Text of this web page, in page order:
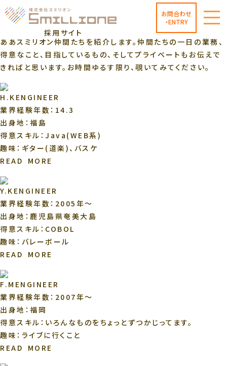
採用サイト
お問合わせ
・ENTRY
HOME/ 社員紹介/ YOSHIDA
社員紹介
ああスミリオン仲間たちを紹介します。仲間たちの一日の業務、
得意なこと、目指しているもの、そしてプライベートもお伝えで
きればと思います。お時間ゆるす限り、覗いてみてください。
H.K ENGINEER
業界経験年数：14.3
出身地：福島
得意スキル：Java(WEB系)
趣味：ギター(道楽)、バスケ
READ MORE
Y.K ENGINEER
業界経験年数：2005年～
出身地：鹿児島県奄美大島
得意スキル：COBOL
趣味：バレーボール
READ MORE
F.M ENGINEER
業界経験年数：2007年～
出身地：福岡
得意スキル：いろんなものをちょっとずつかじってます。
趣味：ライブに行くこと
READ MORE